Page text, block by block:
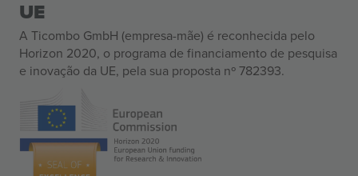
UE
A Ticombo GmbH (empresa-mãe) é reconhecida pelo
Horizon 2020, o programa de financiamento de pesquisa
e inovação da UE, pela sua proposta nº 782393.